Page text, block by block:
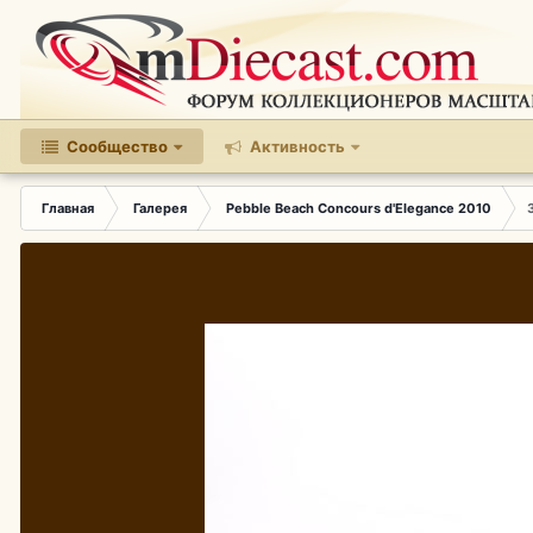
Сообщество Активность
Главная Галерея Pebble Beach Concours d'Elegance 2010